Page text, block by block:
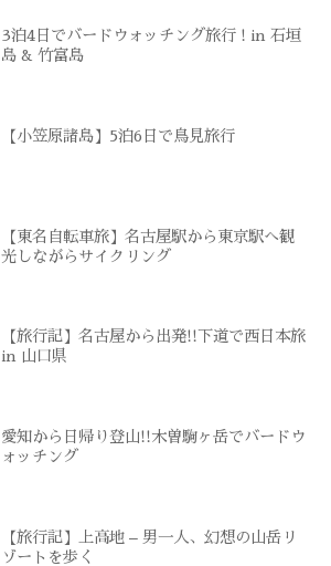
3泊4日でバードウォッチング旅行 ! in 石垣
島 & 竹富島
【小笠原諸島】5泊6日で鳥見旅行
【東名自転車旅】名古屋駅から東京駅へ観
光しながらサイクリング
【旅行記】名古屋から出発!!下道で西日本旅
in 山口県
愛知から日帰り登山!!木曽駒ヶ岳でバードウ
ォッチング
【旅行記】上高地 – 男一人、幻想の山岳リ
ゾートを歩く